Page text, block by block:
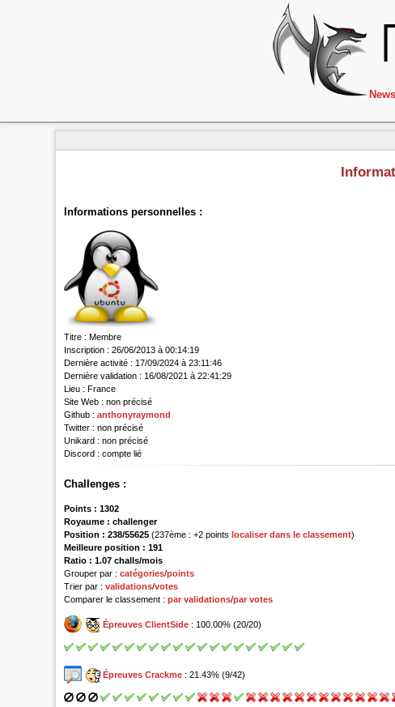
News
Informations personnelles :
Titre : Membre
Inscription : 26/06/2013 à 00:14:19
Dernière activité : 17/09/2024 à 23:11:46
Dernière validation : 16/08/2021 à 22:41:29
Lieu : France
Site Web : non précisé
Github : anthonyraymond
Twitter : non précisé
Unikard : non précisé
Discord : compte lié
Challenges :
Points : 1302
Royaume : challenger
Position : 238/55625(237ème : +2 pointslocaliser dans le classement)
Meilleure position : 191
Ratio : 1.07 challs/mois
Grouper par :catégories/points
Trier par :validations/votes
Comparer le classement :par validations/par votes
Épreuves ClientSide : 100.00% (20/20)
Épreuves Crackme : 21.43% (9/42)